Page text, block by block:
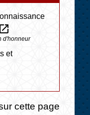
open_in_new
d'honneur
et
cette page